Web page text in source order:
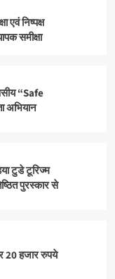
एवं निष्पक्ष
समीक्षा
“Safe
अभियान
टुडे टूरिज्म
पुरस्कार से
20 हजार रुपये